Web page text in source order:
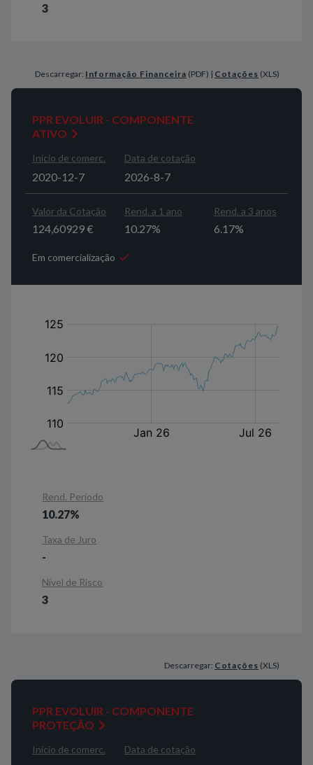
3
Descarregar: Informação Financeira (PDF) | Cotações (XLS)
PPR EVOLUIR - COMPONENTE
ATIVO
Início de comerc. Data de cotação
2020-12-7 2026-8-7
Valor da Cotação Rend. a 1 ano Rend. a 3 anos
124,60929 € 10.27% 6.17%
Em comercialização
Rend. Período
10.27%
Taxa de Juro
-
Nível de Risco
3
Descarregar: Cotações (XLS)
PPR EVOLUIR - COMPONENTE
PROTEÇÃO
Início de comerc. Data de cotação